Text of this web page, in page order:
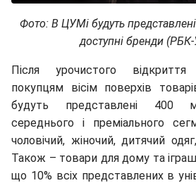
Фото: В ЦУМі будуть представлені
доступні бренди (РБК-
Після урочистого
покупцям вісім поверхів
будуть представлені 400
середнього і преміального
чоловічий, жіночий, дитячий
Також – товари для дому та
що 10% всіх представлених в